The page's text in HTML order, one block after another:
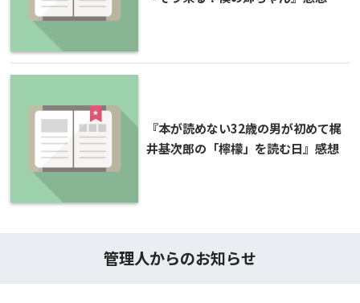
『本が読めない32歳の男が初めて梶
井基次郎の「檸檬」を読む日』感想
管理人からのお知らせ